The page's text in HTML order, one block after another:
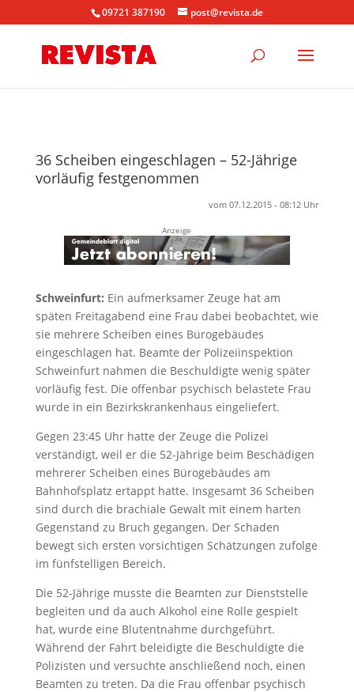
09721 387190 post@revista.de
36 Scheiben eingeschlagen – 52-Jährige
vorläufig festgenommen
vom 07.12.2015 - 08:12 Uhr
Anzeige
Schweinfurt: Ein aufmerksamer Zeuge hat am
späten Freitagabend eine Frau dabei beobachtet, wie
sie mehrere Scheiben eines Bürogebäudes
eingeschlagen hat. Beamte der Polizeiinspektion
Schweinfurt nahmen die Beschuldigte wenig später
vorläufig fest. Die offenbar psychisch belastete Frau
wurde in ein Bezirkskrankenhaus eingeliefert.
Gegen 23:45 Uhr hatte der Zeuge die Polizei
verständigt, weil er die 52-Jährige beim Beschädigen
mehrerer Scheiben eines Bürogebäudes am
Bahnhofsplatz ertappt hatte. Insgesamt 36 Scheiben
sind durch die brachiale Gewalt mit einem harten
Gegenstand zu Bruch gegangen. Der Schaden
bewegt sich ersten vorsichtigen Schätzungen zufolge
im fünfstelligen Bereich.
Die 52-Jährige musste die Beamten zur Dienststelle
begleiten und da auch Alkohol eine Rolle gespielt
hat, wurde eine Blutentnahme durchgeführt.
Während der Fahrt beleidigte die Beschuldigte die
Polizisten und versuchte anschließend noch, einen
Beamten zu treten. Da die Frau offenbar psychisch